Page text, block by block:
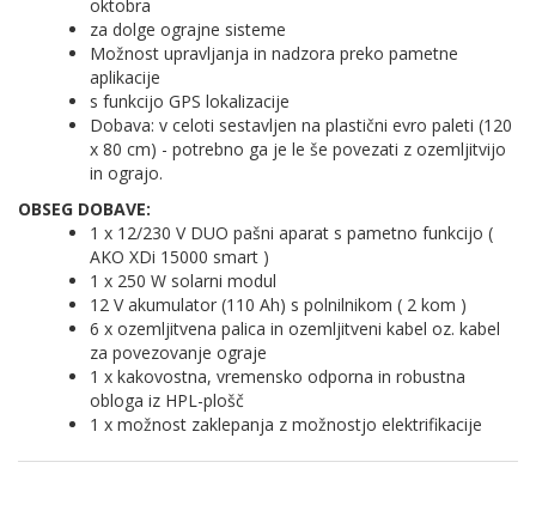
oktobra
za dolge ograjne sisteme
Možnost upravljanja in nadzora preko pametne
aplikacije
s funkcijo GPS lokalizacije
Dobava: v celoti sestavljen na plastični evro paleti (120
x 80 cm) - potrebno ga je le še povezati z ozemljitvijo
in ograjo.
OBSEG DOBAVE:
1 x 12/230 V DUO pašni aparat s pametno funkcijo (
AKO XDi 15000 smart )
1 x 250 W solarni modul
12 V akumulator (110 Ah) s polnilnikom ( 2 kom )
6 x ozemljitvena palica in ozemljitveni kabel oz. kabel
za povezovanje ograje
1 x kakovostna, vremensko odporna in robustna
obloga iz HPL-plošč
1 x možnost zaklepanja z možnostjo elektrifikacije